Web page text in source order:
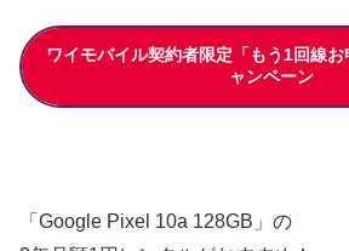
ワイモバイル契約者限定「もう1回線
ャンペーン
「Google Pixel 10a 128GB」の